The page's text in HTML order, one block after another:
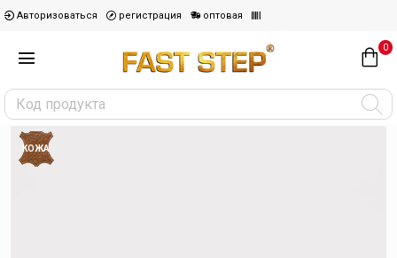
Авторизоваться регистрация оптовая
0
КОЖА